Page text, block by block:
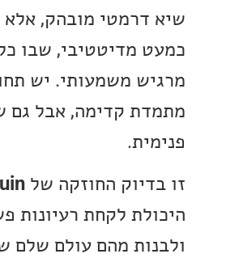
מובהק, אלא טיפוס
מדיטטיבי, שבו כל שינוי
משמעותי. יש תחושה של
קדימה, אבל גם של
החוזקה שלPenguin
לקחת רעיונות פשוטים
מהם עולם שלם של רגש